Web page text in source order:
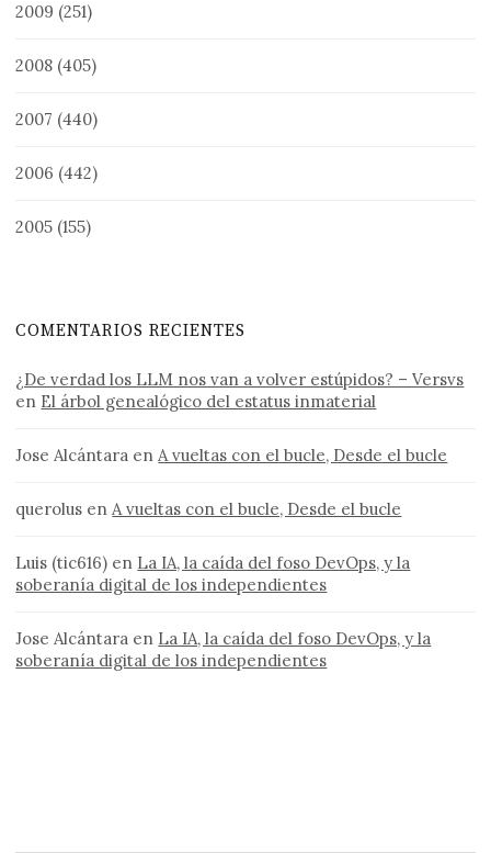
2009 (251)
2008 (405)
2007 (440)
2006 (442)
2005 (155)
COMENTARIOS RECIENTES
¿De verdad los LLM nos van a volver estúpidos? – Versvs
en El árbol genealógico del estatus inmaterial
Jose Alcántara enA vueltas con el bucle, Desde el bucle
querolus enA vueltas con el bucle, Desde el bucle
Luis (tic616) en La IA, la caída del foso DevOps, y la
soberanía digital de los independientes
Jose Alcántara en La IA, la caída del foso DevOps, y la
soberanía digital de los independientes